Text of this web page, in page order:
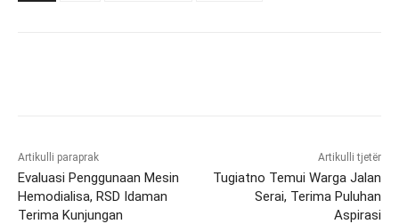
Artikulli paraprak
Evaluasi Penggunaan Mesin
Hemodialisa, RSD Idaman
Terima Kunjungan
Artikulli tjetër
Tugiatno Temui Warga Jalan
Serai, Terima Puluhan
Aspirasi